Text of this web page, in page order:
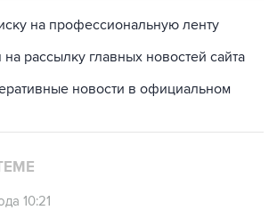
на профессиональную ленту
на рассылку главных новостей сайта
новости в официальном
10:21